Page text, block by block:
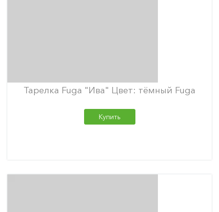
Тарелка Fuga "Ива" Цвет: тёмный Fuga
Купить